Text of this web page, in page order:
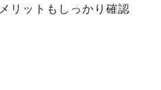
リットもしっかり確認